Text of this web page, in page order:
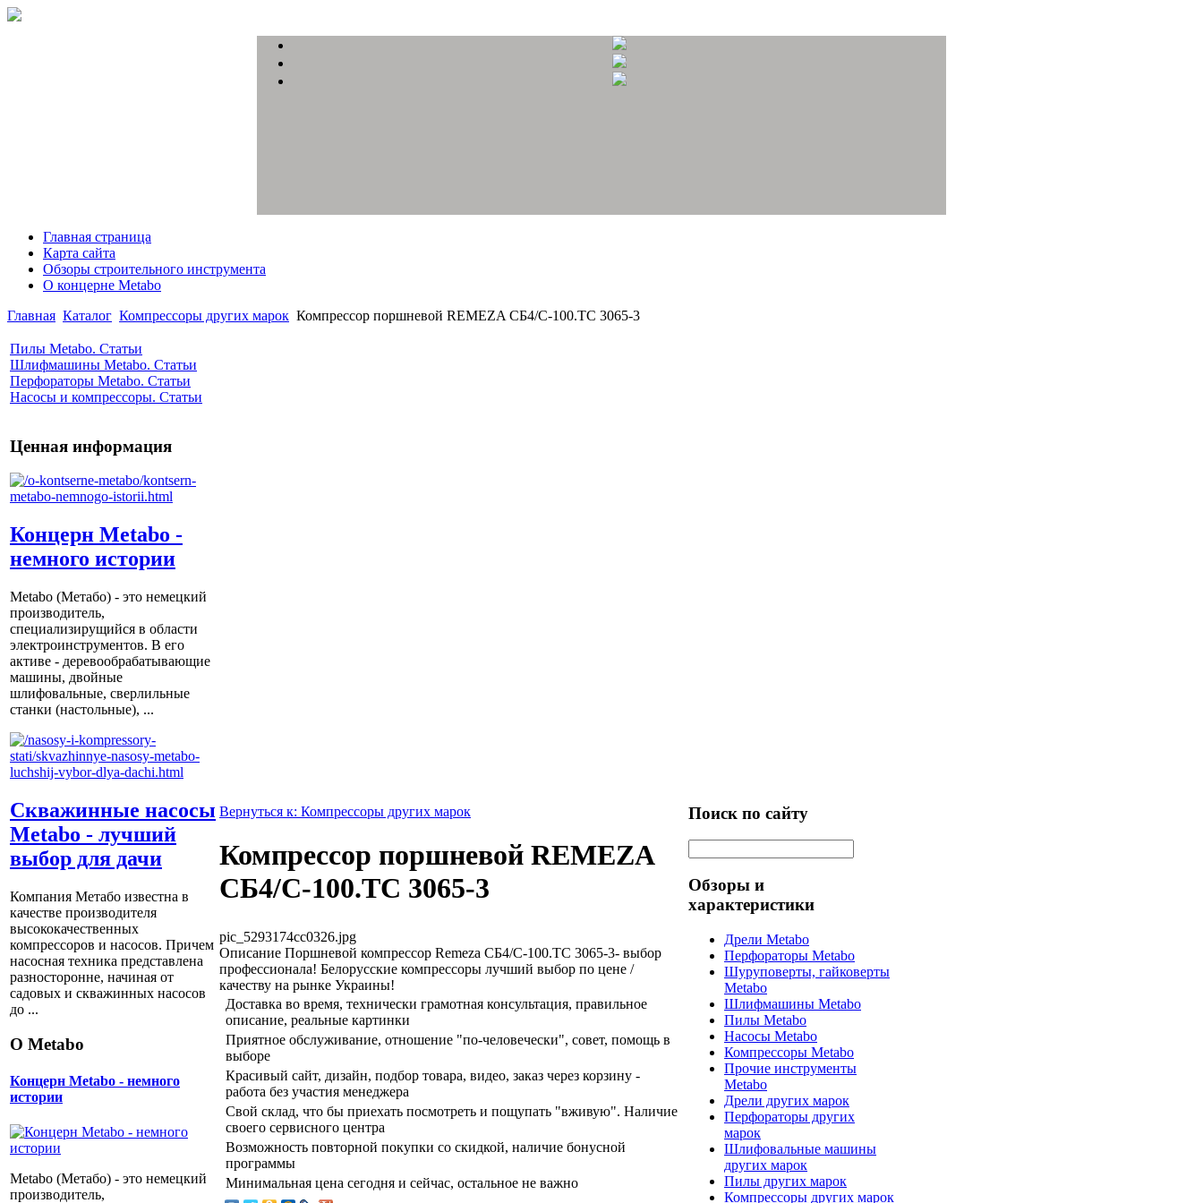
Главная страница
Карта сайта
Обзоры строительного инструмента
О концерне Metabo
Главная Каталог Компрессоры других марок Компрессор поршневой REMEZA СБ4/С-100.ТС 3065-3
Пилы Metabo. Статьи
Шлифмашины Metabo. Статьи
Перфораторы Metabo. Статьи
Насосы и компрессоры. Статьи
Ценная информация
Концерн Metabo -
немного истории
Metabo (Метабо) - это немецкий
производитель,
специализирущийся в области
электроинструментов. В его
активе - деревообрабатывающие
машины, двойные
шлифовальные, сверлильные
станки (настольные), ...
Скважинные насосы
Metabo - лучший
выбор для дачи
Компания Метабо известна в
качестве производителя
высококачественных
компрессоров и насосов. Причем
насосная техника представлена
разносторонне, начиная от
садовых и скважинных насосов
до ...
О Metabo
Концерн Metabo - немного
истории
Metabo (Метабо) - это немецкий
производитель,
Вернуться к: Компрессоры других марок
Компрессор поршневой REMEZA
СБ4/С-100.ТС 3065-3
pic_5293174cc0326.jpg
Описание Поршневой компрессор Remeza СБ4/С-100.ТС 3065-3- выбор
профессионала! Белорусские компрессоры лучший выбор по цене /
качеству на рынке Украины!
Доставка во время, технически грамотная консультация, правильное
описание, реальные картинки
Приятное обслуживание, отношение "по-человечески", совет, помощь в
выборе
Красивый сайт, дизайн, подбор товара, видео, заказ через корзину -
работа без участия менеджера
Свой склад, что бы приехать посмотреть и пощупать "вживую". Наличие
своего сервисного центра
Возможность повторной покупки со скидкой, наличие бонусной
программы
Минимальная цена сегодня и сейчас, остальное не важно
Поиск по сайту
Обзоры и
характеристики
Дрели Metabo
Перфораторы Metabo
Шуруповерты, гайковерты
Metabo
Шлифмашины Metabo
Пилы Metabo
Насосы Metabo
Компрессоры Metabo
Прочие инструменты
Metabo
Дрели других марок
Перфораторы других
марок
Шлифовальные машины
других марок
Пилы других марок
Компрессоры других марок